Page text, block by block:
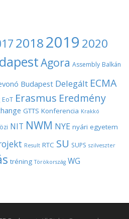
20182019 2020
Agora Assembly Balkán
Budapest Delegált ECMA
EoT Erasmus Eredmény
GTTS Konferencia Krakkó
NIT NWM NYE nyári egyetem
Result RTC SU SUPS szilveszter
tréning Törökország WG